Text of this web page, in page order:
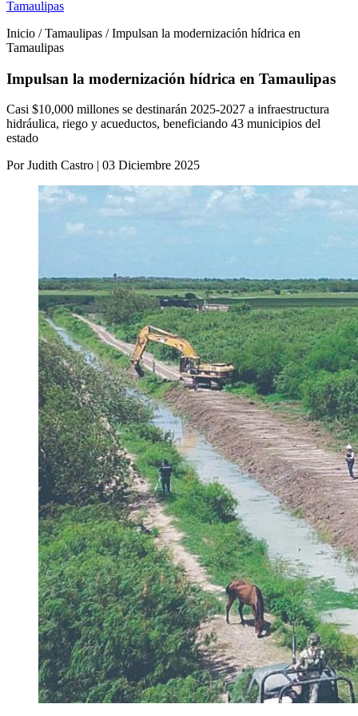
Tamaulipas
Inicio / Tamaulipas / Impulsan la modernización hídrica en
Tamaulipas
Impulsan la modernización hídrica en Tamaulipas
Casi $10,000 millones se destinarán 2025-2027 a infraestructura
hidráulica, riego y acueductos, beneficiando 43 municipios del
estado
Por Judith Castro | 03 Diciembre 2025